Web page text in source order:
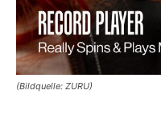
(Bildquelle: ZURU)